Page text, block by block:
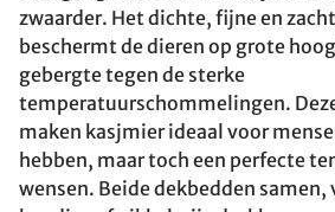
zwaarder. Het dichte, fijne en
beschermt de dieren op grote
gebergte tegen de sterke
temperatuurschommelingen.
maken kasjmier ideaal voor
hebben, maar toch een perfecte
wensen. Beide dekbedden